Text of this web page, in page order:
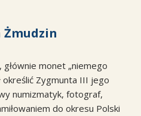
głównie monet „niemego
określić Zygmunta III jego
numizmatyk, fotograf,
do okresu Polski